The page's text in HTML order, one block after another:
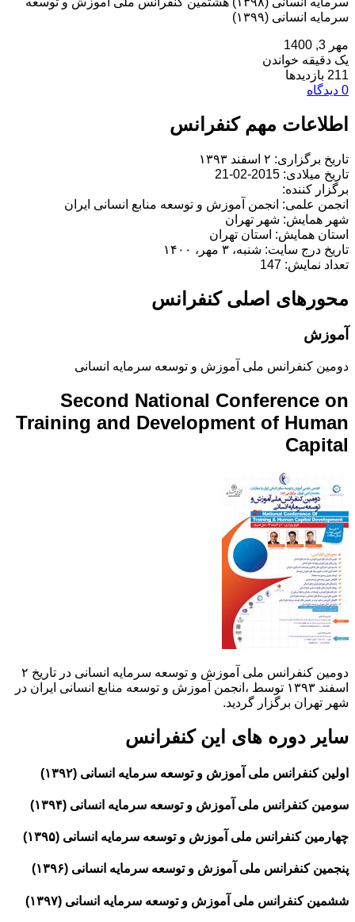
سرمایه انسانی (۱۳۹۹)
مهر 3, 1400
یک دقیقه خواندن
211 بازدیدها
0 دیدگاه
اطلاعات مهم کنفرانس
تاریخ برگزاری: ۲ اسفند ۱۳۹۳
تاریخ میلادی: 2015-02-21
برگزار کننده:
انجمن علمی: انجمن آموزش و توسعه منابع انسانی ایران
شهر همایش: شهر تهران
استان همایش: استان تهران
تاریخ درج سایت: شنبه، ۳ مهر، ۱۴۰۰
تعداد نمایش: 147
محورهای اصلی کنفرانس
آموزش
دومین کنفرانس ملی آموزش و توسعه سرمایه انسانی
Second National Conference on
Training and Development of Human
Capital
دومین کنفرانس ملی آموزش و توسعه سرمایه انسانی در تاریخ ۲
اسفند ۱۳۹۳ توسط ،انجمن آموزش و توسعه منابع انسانی ایران در
شهر تهران برگزار گردید.
سایر دوره های این کنفرانس
اولین کنفرانس ملی آموزش و توسعه سرمایه انسانی (۱۳۹۲)
سومین کنفرانس ملی آموزش و توسعه سرمایه انسانی (۱۳۹۴)
چهارمین کنفرانس ملی آموزش و توسعه سرمایه انسانی (۱۳۹۵)
پنجمین کنفرانس ملی آموزش و توسعه سرمایه انسانی (۱۳۹۶)
ششمین کنفرانس ملی آموزش و توسعه سرمایه انسانی (۱۳۹۷)